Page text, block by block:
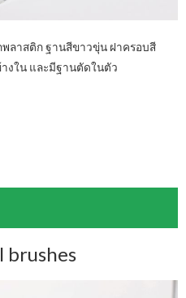
พลาสติก ฐานสีขาวขุ่น ฝาครอบสี
งใน และมีฐานตัดในตัว
brushes